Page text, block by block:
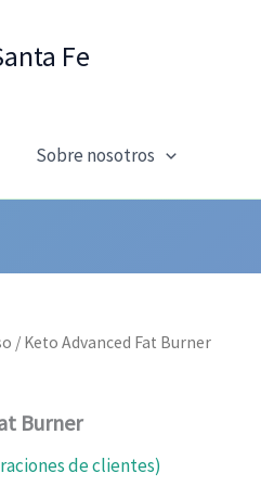
Fe
Sobre nosotros
/ Keto Advanced Fat Burner
Burner
de clientes)